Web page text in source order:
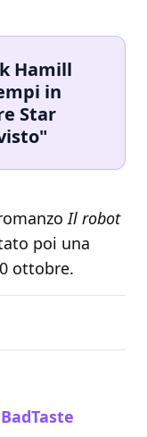
Hamill
in
Star
Il robot
poi una
ottobre.